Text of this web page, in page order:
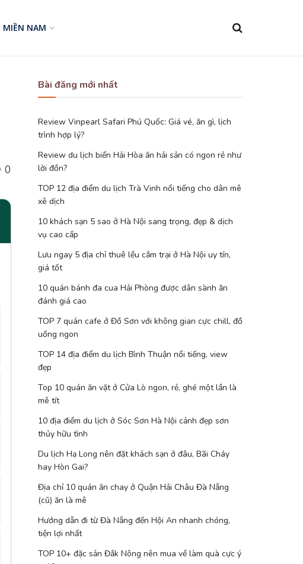
MIỀN NAM
0
Bài đăng mới nhất
Review Vinpearl Safari Phú Quốc: Giá vé, ăn gì, lịch
trình hợp lý?
Review du lịch biển Hải Hòa ăn hải sản có ngon rẻ như
lời đồn?
TOP 12 địa điểm du lịch Trà Vinh nổi tiếng cho dân mê
xê dịch
10 khách sạn 5 sao ở Hà Nội sang trọng, đẹp & dịch
vụ cao cấp
Lưu ngay 5 địa chỉ thuê lều cắm trại ở Hà Nội uy tín,
giá tốt
10 quán bánh đa cua Hải Phòng được dân sành ăn
đánh giá cao
TOP 7 quán cafe ở Đồ Sơn với không gian cực chill, đồ
uống ngon
TOP 14 địa điểm du lịch Bình Thuận nổi tiếng, view
đẹp
Top 10 quán ăn vặt ở Cửa Lò ngon, rẻ, ghé một lần là
mê tít
10 địa điểm du lịch ở Sóc Sơn Hà Nội cảnh đẹp sơn
thủy hữu tình
Du lịch Hạ Long nên đặt khách sạn ở đâu, Bãi Cháy
hay Hòn Gai?
Địa chỉ 10 quán ăn chay ở Quận Hải Châu Đà Nẵng
(cũ) ăn là mê
Hướng dẫn đi từ Đà Nẵng đến Hội An nhanh chóng,
tiện lợi nhất
TOP 10+ đặc sản Đắk Nông nên mua về làm quà cực ý